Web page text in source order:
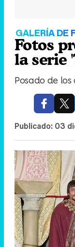
GALERÍA DE
Fotos
la serie
Posado de
Publicado: 03